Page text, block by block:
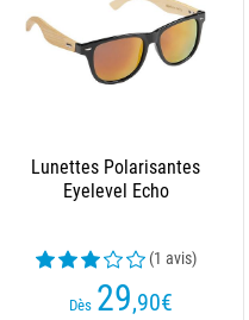
Lunettes Polarisantes
Eyelevel Echo
(1 avis)
Dès 29,90€